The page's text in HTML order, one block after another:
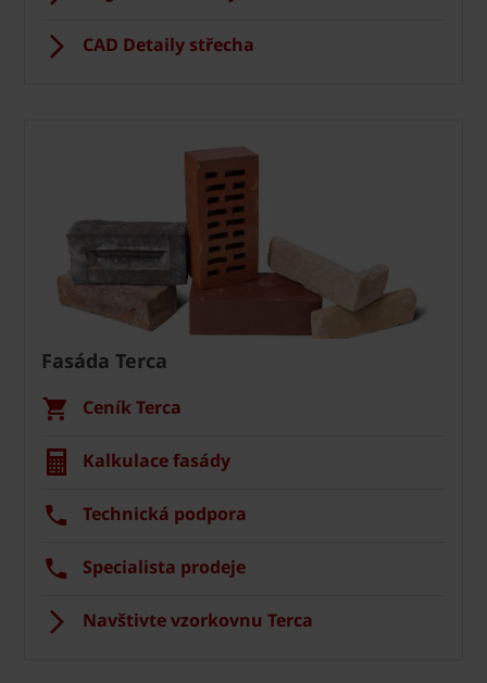
CAD Detaily střecha
Fasáda Terca
Ceník Terca
Kalkulace fasády
Technická podpora
Specialista prodeje
Navštivte vzorkovnu Terca